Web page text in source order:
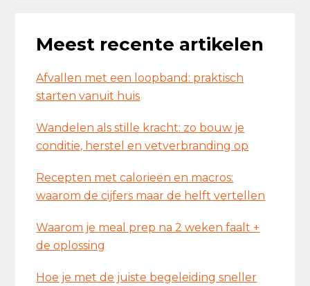
Meest recente artikelen
Afvallen met een loopband: praktisch
starten vanuit huis
Wandelen als stille kracht: zo bouw je
conditie, herstel en vetverbranding op
Recepten met calorieën en macros:
waarom de cijfers maar de helft vertellen
Waarom je meal prep na 2 weken faalt +
de oplossing
Hoe je met de juiste begeleiding sneller